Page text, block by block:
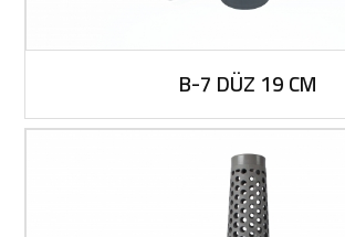
B-7 DÜZ 19 CM